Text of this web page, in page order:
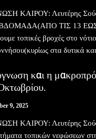
ΚΑΙΡΟΥ: Λευτέρης
ΤΙΣ 13 ΕΩΣ
τοπικές βροχές στο
στα δυτικά
και η
9, 2025
ΚΑΙΡΟΥ: Λευτέρης
τοπικών νεφώσεων